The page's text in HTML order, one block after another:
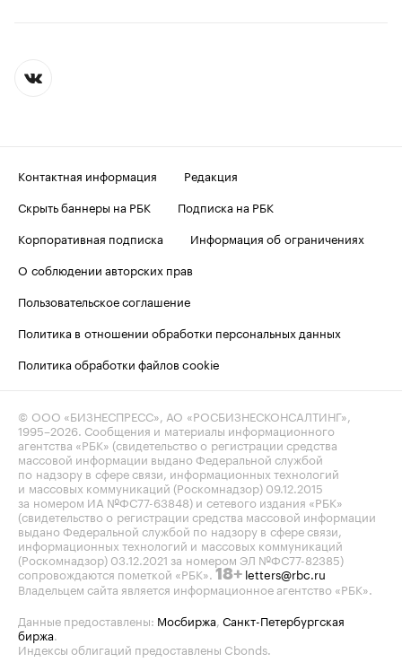
Контактная информация
Редакция
Скрыть баннеры на РБК
Подписка на РБК
Корпоративная подписка
Информация об ограничениях
О соблюдении авторских прав
Пользовательское соглашение
Политика в отношении обработки персональных данных
Политика обработки файлов cookie
© ООО «БИЗНЕСПРЕСС», АО «РОСБИЗНЕСКОНСАЛТИНГ»,
1995–2026. Сообщения и материалы информационного
агентства «РБК» (свидетельство о регистрации средства
массовой информации выдано Федеральной службой
по надзору в сфере связи, информационных технологий
и массовых коммуникаций (Роскомнадзор) 09.12.2015
за номером ИА №ФС77-63848) и сетевого издания «РБК»
(свидетельство о регистрации средства массовой информации
выдано Федеральной службой по надзору в сфере связи,
информационных технологий и массовых коммуникаций
(Роскомнадзор) 03.12.2021 за номером ЭЛ №ФС77-82385)
сопровождаются пометкой «РБК». 18+ letters@rbc.ru
Владельцем сайта является информационное агентство «РБК».
Данные предоставлены: Мосбиржа, Санкт-Петербургская
биржа.
Индексы облигаций предоставлены Cbonds.